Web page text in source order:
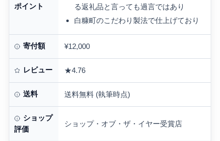
ポイント
る返礼品と言っても過言ではあり
白糠町のこだわり製法で仕上げており
寄付額 ¥12,000
レビュー ★4.76
送料 送料無料 (執筆時点)
ショップ
評価
ショップ・オブ・ザ・イヤー受賞店